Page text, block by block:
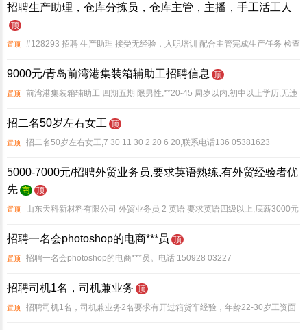
验可带薪培训 玫瑰 工作环境冬暖夏凉 玫瑰 缴纳五险,工资月
招聘生产助理，仓库分拣员，仓库主管，主播，手工活工人
顶
置顶 #128293 招聘 生产助理 接受无经验，入职培训 配合主管完成生产任务 检查
9000元/青岛前湾港集装箱辅助工招聘信息 顶
置顶 前湾港集装箱辅助工 四期五期 限男性,**20-45 周岁以内,初中以上学历,无违
一个月20天班 工
招二名50岁左右女工 顶
置顶 招二名50岁左右女工,7 30 11 30 2 20 6 20,联系电话136 05381623
5000-7000元/招聘外贸业务员,要求英语熟练,有外贸经验者优
先 商 顶
置顶 山东天科新材料有限公司 外贸业务员 2 英语 要求英语四级以上,底薪3000元
招聘一名会photoshop的电商***员 顶
置顶 招聘一名会photoshop的电商***员。电话 150928 03227
招聘司机1名，司机兼业务 顶
置顶 招聘司机1名，司机兼业务2名要求有开过箱货车经验，年龄22-30岁工资面